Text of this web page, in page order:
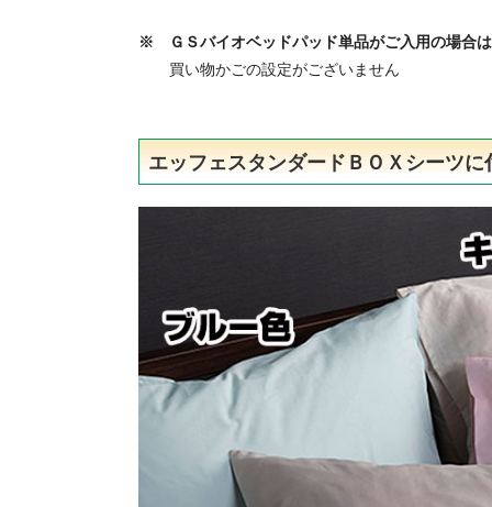
※ ＧＳバイオベッドパッド単品がご入用の場合
買い物かごの設定がございません
エッフェスタンダードＢＯＸシーツに